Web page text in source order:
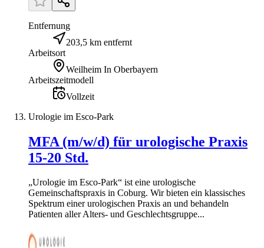
Entfernung
203,5 km entfernt
Arbeitsort
Weilheim In Oberbayern
Arbeitszeitmodell
Vollzeit
Urologie im Esco-Park
MFA (m/w/d) für urologische Praxis
15-20 Std.
„Urologie im Esco-Park“ ist eine urologische
Gemeinschaftspraxis in Coburg. Wir bieten ein klassisches
Spektrum einer urologischen Praxis an und behandeln
Patienten aller Alters- und Geschlechtsgruppe...